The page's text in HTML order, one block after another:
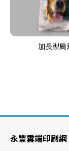
加長型肩
永豐雲端印刷網